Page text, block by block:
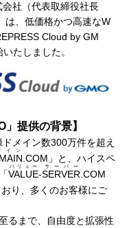
会社（代表取締役社長
、低価格かつ高速なW
Cloud by GM
たしました。
」提供の背景】
メイン数300万件を超え
イン
.COM 」と、ハイスペ
VALUE
バリュー
-SERVER
サーバー
.COM
おり、多くのお客様にご
るまで、自由度と拡張性